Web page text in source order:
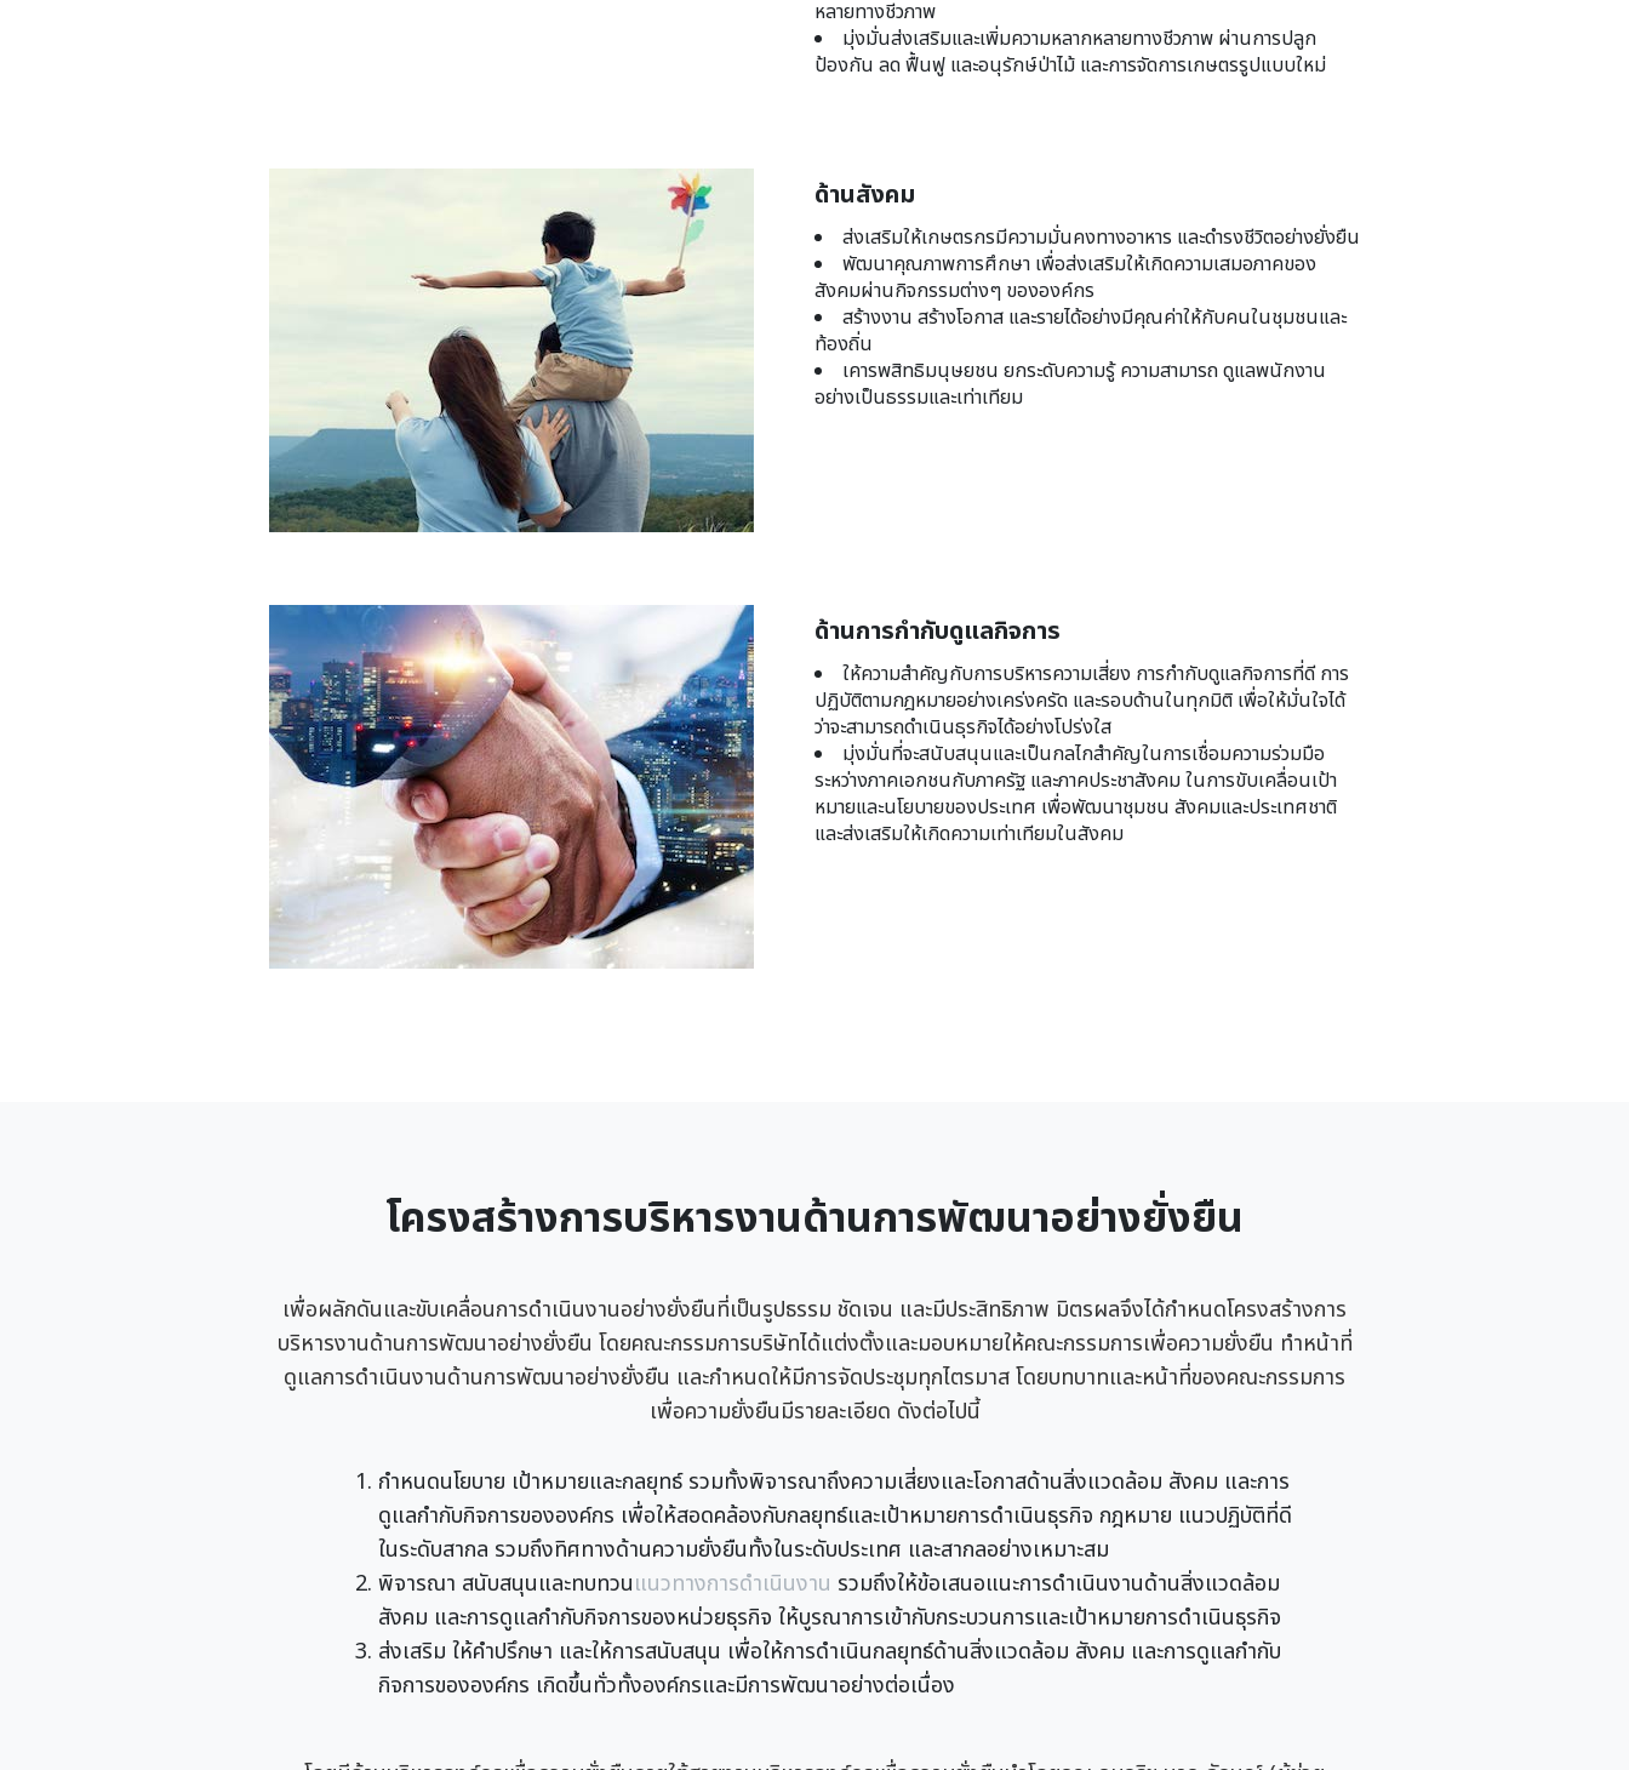
หลายทางชีวภาพ
มุ่งมั่นส่งเสริมและเพิ่มความหลากหลายทางชีวภาพ ผ่านการปลูก
ป้องกัน ลด ฟื้นฟู และอนุรักษ์ป่าไม้ และการจัดการเกษตรรูปแบบใหม่
ด้านสังคม
ส่งเสริมให้เกษตรกรมีความมั่นคงทางอาหาร และดำรงชีวิตอย่างยั่งยืน
พัฒนาคุณภาพการศึกษา เพื่อส่งเสริมให้เกิดความเสมอภาคของ
สังคมผ่านกิจกรรมต่างๆ ขององค์กร
สร้างงาน สร้างโอกาส และรายได้อย่างมีคุณค่าให้กับคนในชุมชนและ
ท้องถิ่น
เคารพสิทธิมนุษยชน ยกระดับความรู้ ความสามารถ ดูแลพนักงาน
อย่างเป็นธรรมและเท่าเทียม
ด้านการกำกับดูแลกิจการ
ให้ความสำคัญกับการบริหารความเสี่ยง การกำกับดูแลกิจการที่ดี การ
ปฏิบัติตามกฎหมายอย่างเคร่งครัด และรอบด้านในทุกมิติ เพื่อให้มั่นใจได้
ว่าจะสามารถดำเนินธุรกิจได้อย่างโปร่งใส
มุ่งมั่นที่จะสนับสนุนและเป็นกลไกสำคัญในการเชื่อมความร่วมมือ
ระหว่างภาคเอกชนกับภาครัฐ และภาคประชาสังคม ในการขับเคลื่อนเป้า
หมายและนโยบายของประเทศ เพื่อพัฒนาชุมชน สังคมและประเทศชาติ
และส่งเสริมให้เกิดความเท่าเทียมในสังคม
โครงสร้างการบริหารงานด้านการพัฒนาอย่างยั่งยืน
เพื่อผลักดันและขับเคลื่อนการดำเนินงานอย่างยั่งยืนที่เป็นรูปธรรม ชัดเจน และมีประสิทธิภาพ มิตรผลจึงได้กำหนดโครงสร้างการ
บริหารงานด้านการพัฒนาอย่างยั่งยืน โดยคณะกรรมการบริษัทได้แต่งตั้งและมอบหมายให้คณะกรรมการเพื่อความยั่งยืน ทำหน้าที่
ดูแลการดำเนินงานด้านการพัฒนาอย่างยั่งยืน และกำหนดให้มีการจัดประชุมทุกไตรมาส โดยบทบาทและหน้าที่ของคณะกรรมการ
เพื่อความยั่งยืนมีรายละเอียด ดังต่อไปนี้
กำหนดนโยบาย เป้าหมายและกลยุทธ์ รวมทั้งพิจารณาถึงความเสี่ยงและโอกาสด้านสิ่งแวดล้อม สังคม และการ
ดูแลกำกับกิจการขององค์กร เพื่อให้สอดคล้องกับกลยุทธ์และเป้าหมายการดำเนินธุรกิจ กฎหมาย แนวปฏิบัติที่ดี
ในระดับสากล รวมถึงทิศทางด้านความยั่งยืนทั้งในระดับประเทศ และสากลอย่างเหมาะสม
พิจารณา สนับสนุนและทบทวนแนวทางการดำเนินงาน รวมถึงให้ข้อเสนอแนะการดำเนินงานด้านสิ่งแวดล้อม
สังคม และการดูแลกำกับกิจการของหน่วยธุรกิจ ให้บูรณาการเข้ากับกระบวนการและเป้าหมายการดำเนินธุรกิจ
ส่งเสริม ให้คำปรึกษา และให้การสนับสนุน เพื่อให้การดำเนินกลยุทธ์ด้านสิ่งแวดล้อม สังคม และการดูแลกำกับ
กิจการขององค์กร เกิดขึ้นทั่วทั้งองค์กรและมีการพัฒนาอย่างต่อเนื่อง